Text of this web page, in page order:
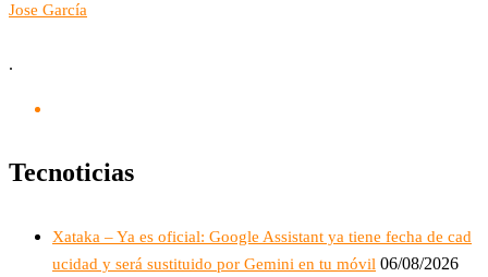
Jose García
.
Tecnoticias
Xataka – Ya es oficial: Google Assistant ya tiene fecha de cad
ucidad y será sustituido por Gemini en tu móvil 06/08/2026